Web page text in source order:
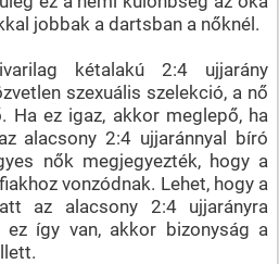
jobbak a dartsban a nőknél.
kétalakú 2:4 ujjarány
szexuális szelekció, a nő
Ha ez igaz, akkor meglepő, ha
alacsony 2:4 ujjaránnyal bíró
nők megjegyezték, hogy a
vonzódnak. Lehet, hogy a
az alacsony 2:4 ujjarányra
így van, akkor bizonyság a